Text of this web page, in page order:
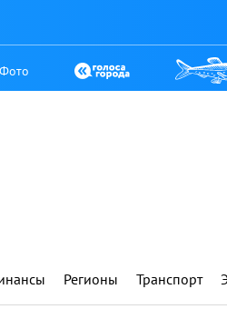
Фото
Регионы Транспорт